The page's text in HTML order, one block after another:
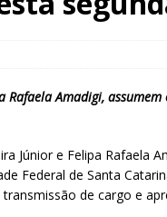
Amadigi, assumem
Júnior e Felipa Rafaela
Federal de Santa
de cargo e